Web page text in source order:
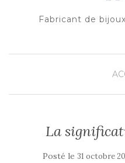
Fabricant de
La
Posté le 31 octobre